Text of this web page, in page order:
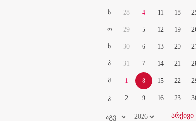
ს
ო
ხ
პ
შ
კ
28
29
30
31
1
2
4
5
6
7
8
9
11
12
13
14
15
16
18
19
20
21
22
23